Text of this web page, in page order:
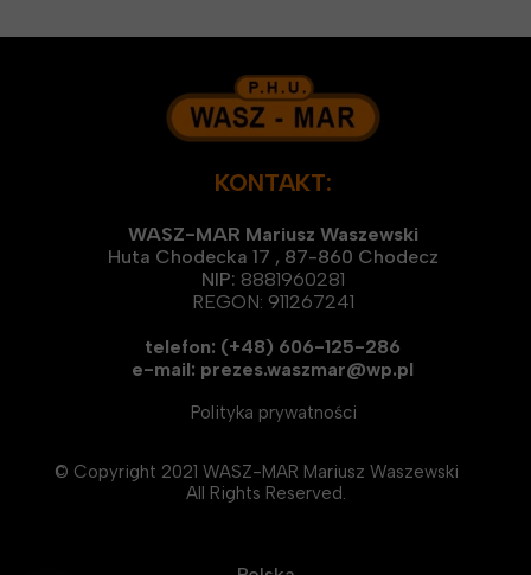
Polityka prywatności
WASZ-MAR Mariusz Waszewski
Huta Chodecka 17 , 87-860 Chodecz
NIP: 8881960281
REGON: 911267241
telefon: (+48) 606-125-286
e-mail: prezes.waszmar@wp.pl
KONTAKT:
© Copyright 2021 WASZ-MAR Mariusz Waszewski
All Rights Reserved.